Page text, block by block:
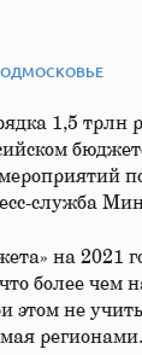
1,5 трлн
служба
на 2021
более чем
этом не
регионами.